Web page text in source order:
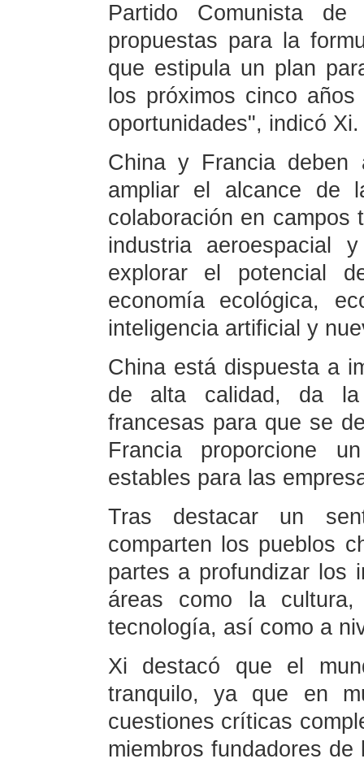
Partido Comunista
propuestas para la
que estipula un plan
los próximos cinco
oportunidades", indicó Xi.
China y Francia deben
ampliar el alcance de
colaboración en campos
industria aeroespacial
explorar el potencial
economía ecológica,
inteligencia artificial y
China está dispuesta a
de alta calidad, da la
francesas para que se
Francia proporcione
estables para las
Tras destacar un
comparten los pueblos
partes a profundizar los
áreas como la
tecnología, así como a
Xi destacó que el
tranquilo, ya que en
cuestiones críticas
miembros fundadores